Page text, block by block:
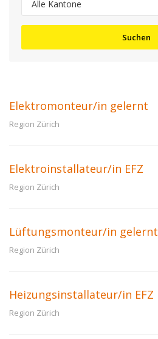
Suchen
Elektromonteur/in gelernt
Region Zürich
Elektroinstallateur/in EFZ
Region Zürich
Lüftungsmonteur/in gelernt
Region Zürich
Heizungsinstallateur/in EFZ
Region Zürich